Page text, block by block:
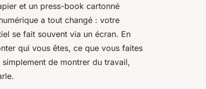
et un press-book cartonné
a tout changé : votre
se fait souvent via un écran. En
qui vous êtes, ce que vous faites
simplement de montrer du travail,